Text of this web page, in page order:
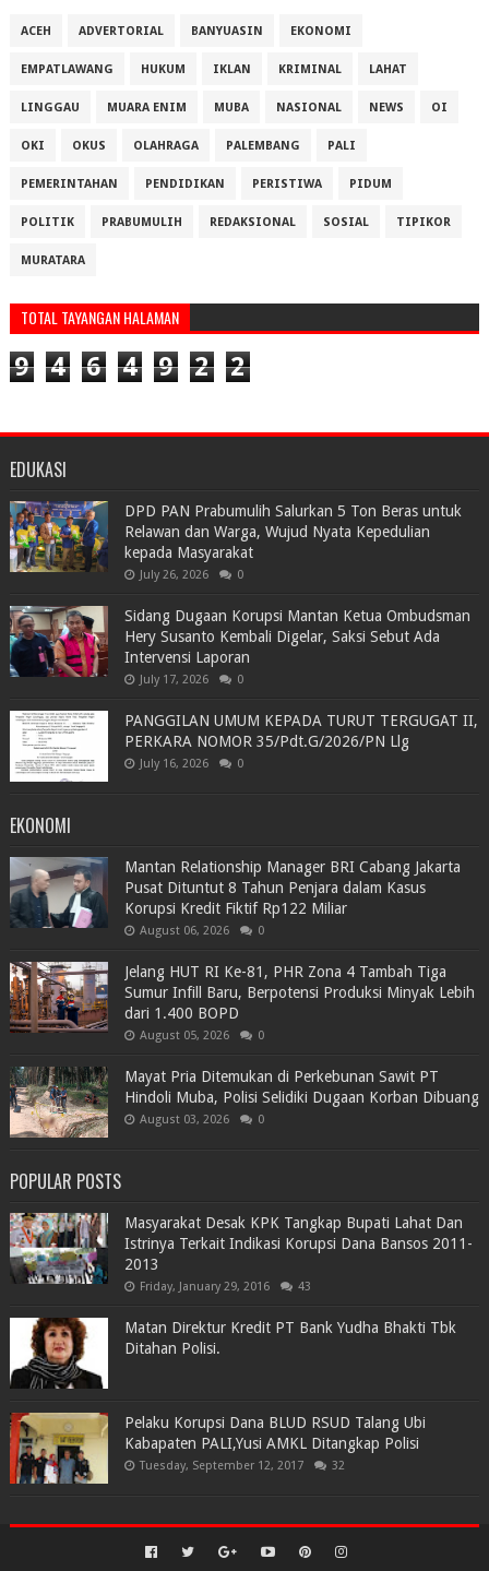
ACEH ADVERTORIAL BANYUASIN EKONOMI
EMPATLAWANG HUKUM IKLAN KRIMINAL LAHAT
LINGGAU MUARA ENIM MUBA NASIONAL NEWS OI
OKI OKUS OLAHRAGA PALEMBANG PALI
PEMERINTAHAN PENDIDIKAN PERISTIWA PIDUM
POLITIK PRABUMULIH REDAKSIONAL SOSIAL TIPIKOR
MURATARA
TOTAL TAYANGAN HALAMAN
9 4 6 4 9 2 2
EDUKASI
DPD PAN Prabumulih Salurkan 5 Ton Beras untuk
Relawan dan Warga, Wujud Nyata Kepedulian
kepada Masyarakat
July 26, 2026 0
Sidang Dugaan Korupsi Mantan Ketua Ombudsman
Hery Susanto Kembali Digelar, Saksi Sebut Ada
Intervensi Laporan
July 17, 2026 0
PANGGILAN UMUM KEPADA TURUT TERGUGAT II,
PERKARA NOMOR 35/Pdt.G/2026/PN Llg
July 16, 2026 0
EKONOMI
Mantan Relationship Manager BRI Cabang Jakarta
Pusat Dituntut 8 Tahun Penjara dalam Kasus
Korupsi Kredit Fiktif Rp122 Miliar
August 06, 2026 0
Jelang HUT RI Ke-81, PHR Zona 4 Tambah Tiga
Sumur Infill Baru, Berpotensi Produksi Minyak Lebih
dari 1.400 BOPD
August 05, 2026 0
Mayat Pria Ditemukan di Perkebunan Sawit PT
Hindoli Muba, Polisi Selidiki Dugaan Korban Dibuang
August 03, 2026 0
POPULAR POSTS
Masyarakat Desak KPK Tangkap Bupati Lahat Dan
Istrinya Terkait Indikasi Korupsi Dana Bansos 2011-
2013
Friday, January 29, 2016 43
Matan Direktur Kredit PT Bank Yudha Bhakti Tbk
Ditahan Polisi.
Pelaku Korupsi Dana BLUD RSUD Talang Ubi
Kabapaten PALI,Yusi AMKL Ditangkap Polisi
Tuesday, September 12, 2017 32